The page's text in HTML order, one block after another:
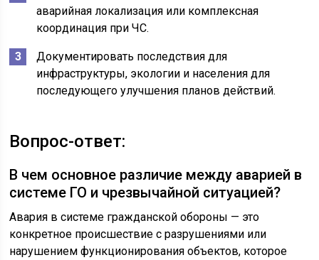
аварийная локализация или комплексная
координация при ЧС.
Документировать последствия для
инфраструктуры, экологии и населения для
последующего улучшения планов действий.
Вопрос-ответ:
В чем основное различие между аварией в
системе ГО и чрезвычайной ситуацией?
Авария в системе гражданской обороны — это
конкретное происшествие с разрушениями или
нарушением функционирования объектов, которое